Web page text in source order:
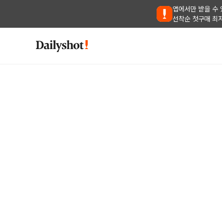
앱에서만 받을 수
선착순 첫구매 최